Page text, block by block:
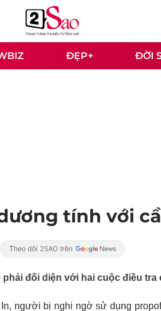
ĐẸP+ ĐỜI
tính với
phải đối diện với hai cuộc điều tra
người bị nghi ngờ sử dụng